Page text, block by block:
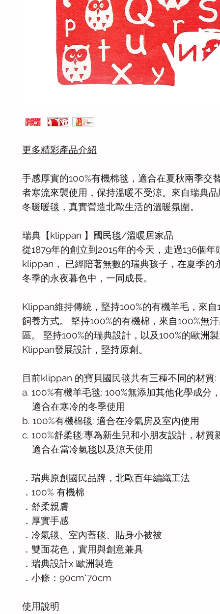
更多精彩產品介紹
手感厚實的100%有機棉毯，適合在夏秋兩季交
者寒流來襲使用，保持溫暖不受涼。來自瑞典
冬暖暖毯，真實營造北歐生活的溫暖氛圍。
瑞典【klippan 】國民毯/溫暖居家品
從1879年的創立到2015年的今天，走過136個年
klippan， 已經陪著無數的瑞典孩子，在夏季的
冬季的永夜暮色中，一同成長。
Klippan維持傳統，堅持100%的有機羊毛，來自
飼養方式。 堅持100%的有機棉，來自100%無
區。 堅持100%的瑞典設計，以及100%的歐洲
Klippan發展設計，堅持原創。
目前klippan 的寶貝國民毯共有三種不同的材質:
a. 100%有機羊毛毯: 100%無添加其他化學成分
適合在寒冷的冬季使用
b. 100%有機棉毯: 適合在冷氣房及室內使用
c. 100%舒柔毯:專為新生兒和小朋友設計，材質
適合在當冷氣毯以及涼天使用
．瑞典原創國民品牌，北歐百年編織工法
．100% 有機棉
．舒柔親膚
．厚實手感
．冷氣毯、室內蓋毯、貼身小被被
．雙面花色，實用與創意兼具
．瑞典設計x 歐洲製造
．小條：90cm*70cm
使用說明